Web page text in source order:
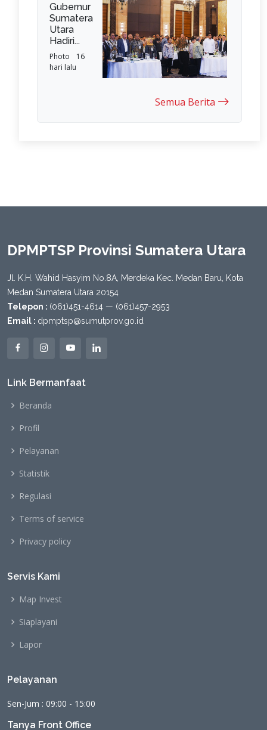
Gubernur
Sumatera
Utara
Hadiri...
Photo
16
hari lalu
Semua Berita
DPMPTSP Provinsi Sumatera Utara
Jl. K.H. Wahid Hasyim No.8A, Merdeka Kec. Medan Baru, Kota
Medan Sumatera Utara 20154
Telepon : (061)451-4614 — (061)457-2953
Email : dpmptsp@sumutprov.go.id
Link Bermanfaat
Beranda
Profil
Pelayanan
Statistik
Regulasi
Terms of service
Privacy policy
Servis Kami
Map Invest
Siaplayani
Lapor
Pelayanan
Sen-Jum : 09:00 - 15:00
Tanya Front Office